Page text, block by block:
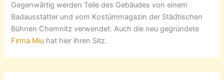
Gegenwärtig werden Teile des Gebäudes von einem
Badausstatter und vom Kostümmagazin der Städtischen
Bühnen Chemnitz verwendet. Auch die neu gegründete
Firma Miu hat hier ihren Sitz.